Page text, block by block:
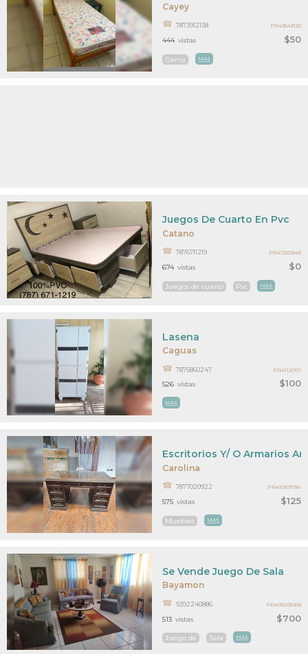
Cayey
$50
7873912138
Cama MAS
444 vistas
PR43543132
Catano
$0
Juegos De Cuarto En Pvc
7876711219
Juegos de cuarto Pvc MAS
674 vistas
PR41320348
Caguas
$100
Lasena
7875860247
MAS
526 vistas
PR41120111
Carolina
$125
Escritorios Y/ O Armarios
7877020922
Muebles MAS
575 vistas
PR41059784
Bayamon
$700
Se Vende Juego De Sala
9392240886
Juego de Sala MAS
513 vistas
PR40509068